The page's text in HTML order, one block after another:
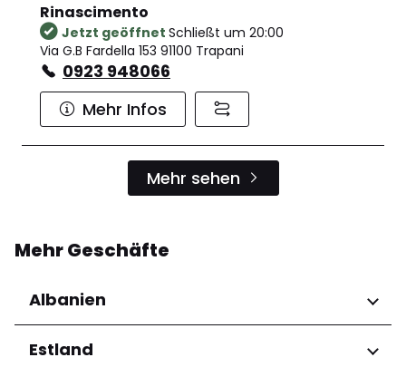
Rinascimento
Jetzt geöffnet Schließt um 20:00
Via G.B Fardella 153 91100 Trapani
0923 948066
Mehr Infos
Mehr sehen
Mehr Geschäfte
Albanien
Regionen
Estland